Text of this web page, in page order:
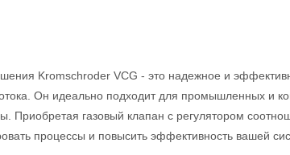
Kromschroder VCG - это надежное и
Он идеально подходит для промышленных и
Приобретая газовый клапан с регулятором
процессы и повысить эффективность вашей